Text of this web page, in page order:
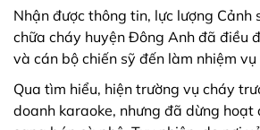
Nhận được thông tin, lực lượng Cảnh
chữa cháy huyện Đông Anh đã điều
và cán bộ chiến sỹ đến làm nhiệm
Qua tìm hiểu, hiện trường vụ cháy
doanh karaoke, nhưng đã dừng hoạt